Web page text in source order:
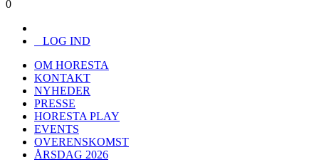
0
LOG IND
OM HORESTA
KONTAKT
NYHEDER
PRESSE
HORESTA PLAY
EVENTS
OVERENSKOMST
ÅRSDAG 2026